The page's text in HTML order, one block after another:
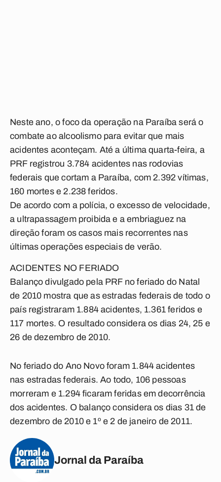
Neste ano, o foco da operação na Paraíba será o
combate ao alcoolismo para evitar que mais
acidentes aconteçam. Até a última quarta-feira, a
PRF registrou 3.784 acidentes nas rodovias
federais que cortam a Paraíba, com 2.392 vítimas,
160 mortes e 2.238 feridos.
De acordo com a polícia, o excesso de velocidade,
a ultrapassagem proibida e a embriaguez na
direção foram os casos mais recorrentes nas
últimas operações especiais de verão.
ACIDENTES NO FERIADO
Balanço divulgado pela PRF no feriado do Natal
de 2010 mostra que as estradas federais de todo o
país registraram 1.884 acidentes, 1.361 feridos e
117 mortes. O resultado considera os dias 24, 25 e
26 de dezembro de 2010.
No feriado do Ano Novo foram 1.844 acidentes
nas estradas federais. Ao todo, 106 pessoas
morreram e 1.294 ficaram feridas em decorrência
dos acidentes. O balanço considera os dias 31 de
dezembro de 2010 e 1º e 2 de janeiro de 2011.
Jornal da Paraíba